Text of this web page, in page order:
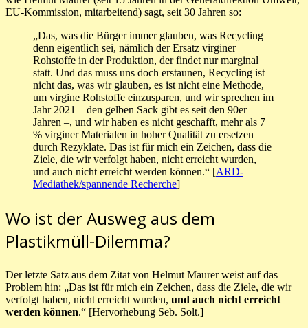
EU-Kommission, mitarbeitend) sagt, seit 30 Jahren so:
„Das, was die Bürger immer glauben, was Recycling
denn eigentlich sei, nämlich der Ersatz virginer
Rohstoffe in der Produktion, der findet nur marginal
statt. Und das muss uns doch erstaunen, Recycling ist
nicht das, was wir glauben, es ist nicht eine Methode,
um virgine Rohstoffe einzusparen, und wir sprechen im
Jahr 2021 – den gelben Sack gibt es seit den 90er
Jahren –, und wir haben es nicht geschafft, mehr als 7
% virginer Materialen in hoher Qualität zu ersetzen
durch Rezyklate. Das ist für mich ein Zeichen, dass die
Ziele, die wir verfolgt haben, nicht erreicht wurden,
und auch nicht erreicht werden können.“ [ARD-
Mediathek/spannende Recherche]
Wo ist der Ausweg aus dem
Plastikmüll-Dilemma?
Der letzte Satz aus dem Zitat von Helmut Maurer weist auf das
Problem hin: „Das ist für mich ein Zeichen, dass die Ziele, die wir
verfolgt haben, nicht erreicht wurden, und auch nicht erreicht
werden können.“ [Hervorhebung Seb. Solt.]